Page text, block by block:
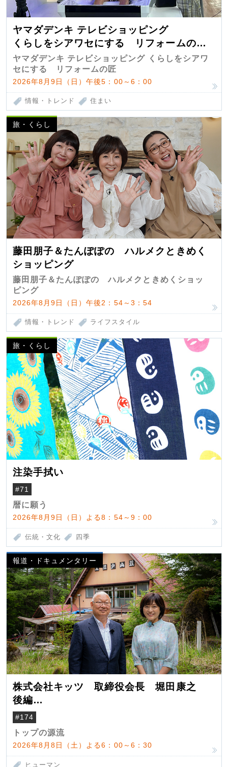
ヤマダデンキ テレビショッピング
くらしをシアワセにする リフォームの
匠 第7弾
ヤマダデンキ テレビショッピング くらしをシアワ
セにする リフォームの匠
2026年8月9日（日）午後5：00～6：00
情報・トレンド 住まい
旅・くらし
藤田朋子＆たんぽぽの ハルメクときめく
ショッピング
藤田朋子＆たんぽぽの ハルメクときめくショッ
ピング
2026年8月9日（日）午後2：54～3：54
情報・トレンド ライフスタイル
旅・くらし
注染手拭い
#71
暦に願う
2026年8月9日（日）よる8：54～9：00
伝統・文化 四季
報道・ドキュメンタリー
株式会社キッツ 取締役会長 堀田康之
後編
米国駐在でも浮かんだ八ヶ岳 山小屋を営
んだ父母
#174
トップの源流
2026年8月8日（土）よる6：00～6：30
ヒューマン